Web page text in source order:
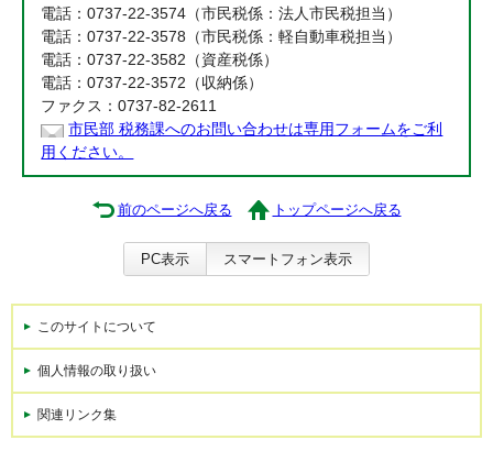
電話：0737-22-3574（市民税係：法人市民税担当）
電話：0737-22-3578（市民税係：軽自動車税担当）
電話：0737-22-3582（資産税係）
電話：0737-22-3572（収納係）
ファクス：0737-82-2611
市民部 税務課へのお問い合わせは専用フォームをご利
用ください。
前のページへ戻る トップページへ戻る
PC表示 スマートフォン表示
このサイトについて
個人情報の取り扱い
関連リンク集